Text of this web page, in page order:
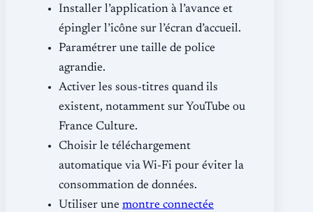
Installer l’application à l’avance et
épingler l’icône sur l’écran d’accueil.
Paramétrer une taille de police
agrandie.
Activer les sous-titres quand ils
existent, notamment sur YouTube ou
France Culture.
Choisir le téléchargement
automatique via Wi-Fi pour éviter la
consommation de données.
Utiliser une montre connectée